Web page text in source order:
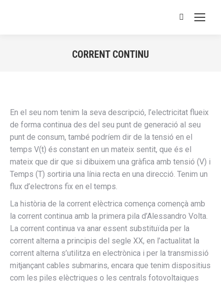
Buscar:
CORRENT CONTINU
En el seu nom tenim la seva descripció, l’electricitat flueix
de forma continua des del seu punt de generació al seu
punt de consum, també podríem dir de la tensió en el
temps V(t) és constant en un mateix sentit, que és el
mateix que dir que si dibuixem una gràfica amb tensió (V) i
Temps (T) sortiria una línia recta en una direcció. Tenim un
flux d’electrons fix en el temps.
La història de la corrent elèctrica comença començà amb
la corrent continua amb la primera pila d’Alessandro Volta.
La corrent continua va anar essent substituïda per la
corrent alterna a principis del segle XX, en l’actualitat la
corrent alterna s’utilitza en electrònica i per la transmissió
mitjançant cables submarins, encara que tenim dispositius
com les piles elèctriques o les centrals fotovoltaiques